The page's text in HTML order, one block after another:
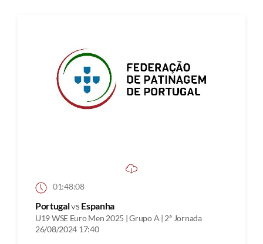
01:48:08
Portugalvs Espanha
U19 WSE Euro Men 2025 | Grupo A | 2ª Jornada
26/08/2024 17:40